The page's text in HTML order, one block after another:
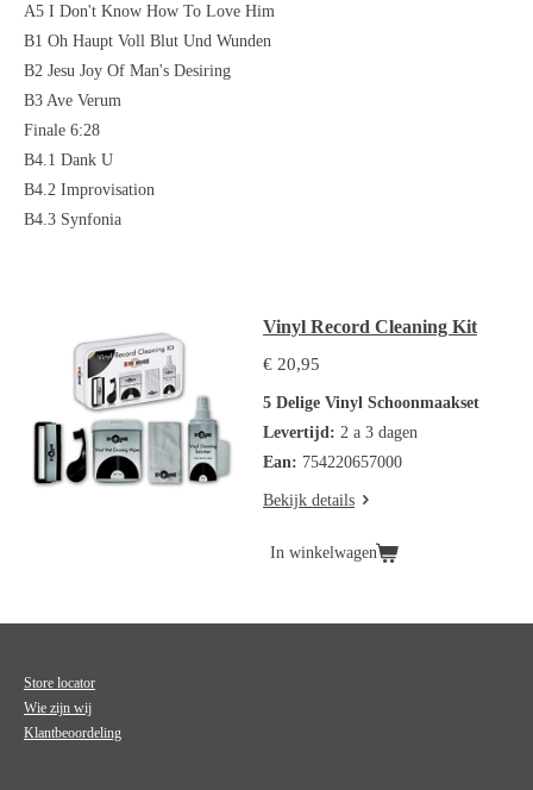
A5 I Don't Know How To Love Him
B1 Oh Haupt Voll Blut Und Wunden
B2 Jesu Joy Of Man's Desiring
B3 Ave Verum
Finale 6:28
B4.1 Dank U
B4.2 Improvisation
B4.3 Synfonia
Vinyl Record Cleaning Kit
€ 20,95
5 Delige Vinyl Schoonmaakset
Levertijd: 2 a 3 dagen
Ean: 754220657000
Bekijk details
In winkelwagen
Store locator
Wie zijn wij
Klantbeoordeling